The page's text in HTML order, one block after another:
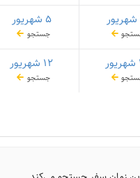
۵ شهریور
جستجو
۱۲ شهریور
جستجو